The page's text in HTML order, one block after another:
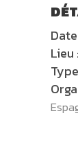
Lieu :